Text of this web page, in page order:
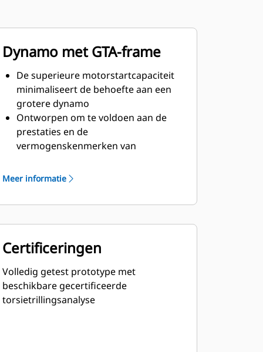
Dynamo met GTA-frame
De superieure motorstartcapaciteit
minimaliseert de behoefte aan een
grotere dynamo
Ontworpen om te voldoen aan de
prestaties en de
vermogenskenmerken van
Robuuste isolatieklasse H
Meer informatie
Certificeringen
Volledig getest prototype met
beschikbare gecertificeerde
torsietrillingsanalyse